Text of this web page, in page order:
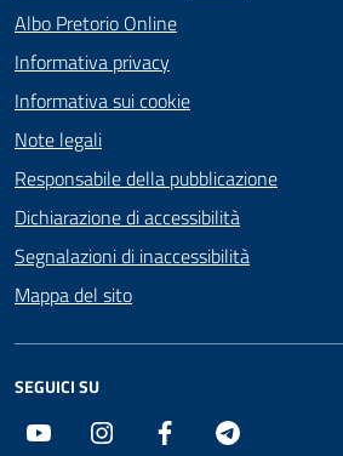
Albo Pretorio Online
Informativa privacy
Informativa sui cookie
Note legali
Responsabile della pubblicazione
Dichiarazione di accessibilità
Segnalazioni di inaccessibilità
Mappa del sito
SEGUICI SU
Youtube Instagram Facebook